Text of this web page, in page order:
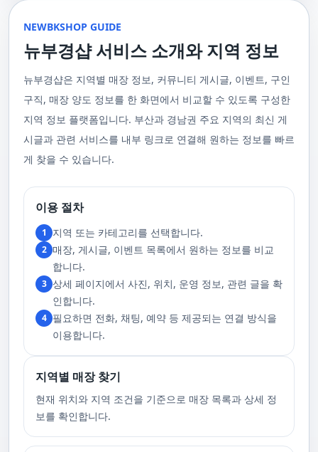
대한 많은 관심 덕분에, 부경샵은 필요한 요구 사항들을 간단하게 필수적인
것들로 정리했어요. 이 가이드라인을 따라주시면, 서비스 이용 중에 문제가
생기지 않을 거예요. 첫째로, 너무 많은 알코올을 섭취해 만취 상태일 경우에
게 좋아요.서비스 당일에는 부경샵과의 원활한 의사소통이 중요해요, 그래
서 공중전화나 발신 제한으로는 연락이 어려워요. 또한, 자주 예약을 취소하
거나 예약 없이 나타나지 않는 경우, 앞으로 예약하기가 어려워질 수 있으니
가격으로 경험해 보세요.터치 -> 부경샵 홈페이지 터치 -> 더욱 새로워진 뉴
부경샵 홈페이지 터치 -> 부경샵앱 다운로드 - Google Play
시면, 부경샵은 그에 최적화된 서비스를 제공하기 위해 최선을 다할 것입니
다. 언제든지 필요하실 때, 편리한 상담과 지원이 준비되어 있으니 주저하지
마시고 연락 주세요. 부산 일본인 홈케어 이용 방법에 대해서는, 서비스의
핵심은 바로 고객님의 현재 위치에서 직접 찾아가는 것입니다. 이 방식을 통
등, 자신만의 공간에서 편안한 맞춤형 마사지를 받으실 수 있습니다. 최근
한 마사지 서비스를 제공하기 위해 노력하고 있습니다. 부경샵의 주된 목적
은 고객님들이 긴장을 해소하고 새로운 활력을 얻을 수 있는 피난처를 마련
하는 것입니다. 또한, 부경샵 한국과 태국, 일본에서 온 관리사 중 선택이 가
능하며, 다른 곳에서 찾아볼 수 없는 독특한 기술과 마음가짐을 가진 관리사
를 자랑합니다. 이러한 품질은 비교할 수 없는 수준입니다. 서비스의 질을
더욱 높이기 위해, 부경샵은 지속적으로 우수한 일본인 관리사를 모집 중입
서비스를 경험하실 수 있습니다. 마지막으로 부산 일본인 홈케어 서비스를
이용하시기 전에, 아래 주의사항을 상세히 확인하시고 예약을 진행해 주시
기 바랍니다. 부경샵 서비스에 대한 높은 수요를 감안하여, 이용 요건을 간
소화하여 필수적인 사항으로 명시했습니다. 이 가이드라인을 따르시면, 서
비스 이용 중 문제가 발생하지 않을 것입니다. 특히, 과도한 알코올 섭취로
인해 만취 상태에서는 서비스 이용에 제한을 두고 있음을 명확히 합니다. 이
러한 상태에서는 다음 기회에 이용해 주시길 부탁드립니다. 서비스 도착 시
원활한 의사소통이 이루어질 수 있도록, 저희와의 연락이 반드시 가능해야
합니다. 이에 공중전화 사용이나 발신 번호 표시 제한으로의 통화는 받지 않
고 있습니다. 또한, 자주 발생하는 예약 취소나 무단으로 예약을 취소할 경
우, 향후 서비스 예약에 제약이 생길 수 있음을 알려드립니다. 시간을 효율적
으로 사용하며, 합리적인 가격으로 부경샵만의 특별한 경험을 하실 수 있습
균형을 맞추는 데 중점을 둡니다. 이 마사지는 유연성을 증진시키고 근육의
사지는 신체의 긴장을 풀어주고, 스트레스를 감소시키며, 전반적인 신체 기
서 유래한 마사지 방법으로, 의자에 앉은 상태에서 받을 수 있어 사무실이나
집에서도 쉽게 즐길 수 있습니다. 이 마사지는 특히 허리와 어깨의 피로를 해
소하는 데 효과적이며, 신체의 전반적인 이완을 도와 스트레스 감소에 도움
을 줍니다. 샤이츠 마사지는 짧은 시간에 효과적인 이완을 제공하여, 바쁜 일
상 속에서 짧은 휴식을 필요로 하는 현대인에게 적합합니다.4. 발 마사지 발
마사지는 발과 발목을 중심으로 이루어지는 마사지로, 신체의 균형을 유지
하고 전반적인 피로를 풀어주는 데 중점을 둡니다. 이 마사지는 발의 압력점
을 개선합니다. 발 마사지는 특히 장시간 서 있거나 걷는 일이 많은 사람들에
게 추천되며, 발의 피로 뿐만 아니라 전체적인 신체의 건강과 웰빙에도 긍정
적인 영향을 줍니다.부경샵 앱을 통해 부산 남포동 지역의 고객들은 이러한
춤형 서비스를 즐길 수 있습니다.출장마사지는 부경샵 ↓↓↓ 클릭
https://bkshop.kr/더욱 새로워진 출장마사지 뉴부경샵↓↓↓ 클릭
https://newbkshop.com/출장마사지 부경샵앱 다운로드↓↓↓ 클릭
https://play.google.com/store/apps/details?
부산꿀통 디시에서 제공하는 서비스는 여러분에게 새로운 힐링의 기회를 제
사지는 여러분의 체질 개선, 스트레스 해소, 마음의 안정 등 다양한 효능을
가져다줍니다. 이와 같이 부산꿀통 디시의 마사지는 여러분의 건강을 지키
간을 가질 수 있게 해줍니다. 그리고 이런 부산꿀통 디시의 서비스를 편리하
게 예약하고 이용할 수 있게 도와주는 '부경샵' 어플은 부산과 경남 지역에서
최고의 마사지 어플로 추천받고 있습니다. 복잡한 예약 과정 없이, 부담 없이
부산꿀통 디시의 서비스를 이용하려는 분들께 부경샵 어플을 강력히 추천드
립니다.여러분의 건강과 힐링을 위해, 부산꿀통 디시와 부경샵이 함께하며,
모든 고민과 걱정 속에서 여러분을 위로하고 도와드리겠습니다. 부산꿀통
부산꿀통 디시의 건강한 마사지와 쾌적한 분위기 속에서 행복과 건강을 찾
NEWBKSHOP GUIDE
뉴부경샵 서비스 소개와 지역 정보
뉴부경샵은 지역별 매장 정보, 커뮤니티 게시글, 이벤트, 구인
구직, 매장 양도 정보를 한 화면에서 비교할 수 있도록 구성한
지역 정보 플랫폼입니다. 부산과 경남권 주요 지역의 최신 게
시글과 관련 서비스를 내부 링크로 연결해 원하는 정보를 빠르
게 찾을 수 있습니다.
이용 절차
1 지역 또는 카테고리를 선택합니다.
2 매장, 게시글, 이벤트 목록에서 원하는 정보를 비교
합니다.
3 상세 페이지에서 사진, 위치, 운영 정보, 관련 글을 확
인합니다.
4 필요하면 전화, 채팅, 예약 등 제공되는 연결 방식을
이용합니다.
지역별 매장 찾기
현재 위치와 지역 조건을 기준으로 매장 목록과 상세 정
보를 확인합니다.